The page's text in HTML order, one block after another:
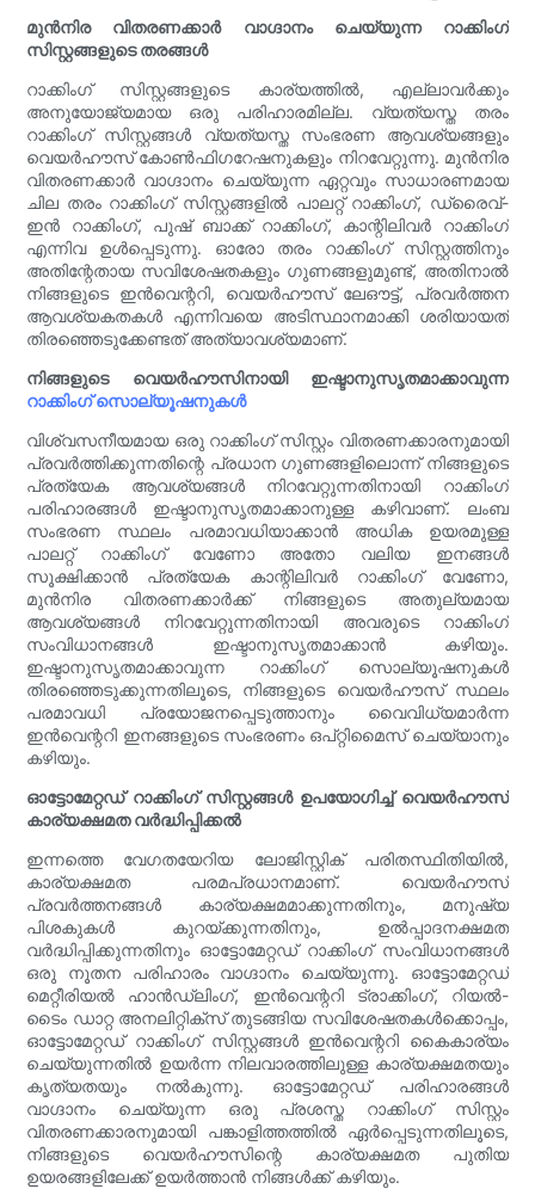
മുൻനിര വിതരണക്കാർ വാഗ്ദാനം ചെയ്യുന്ന റാക്കിംഗ്
സിസ്റ്റങ്ങളുടെ തരങ്ങൾ
റാക്കിംഗ് സിസ്റ്റങ്ങളുടെ കാര്യത്തിൽ, എല്ലാവർക്കും
അനുയോജ്യമായ ഒരു പരിഹാരമില്ല. വ്യത്യസ്ത തരം
റാക്കിംഗ് സിസ്റ്റങ്ങൾ വ്യത്യസ്ത സംഭരണ ആവശ്യങ്ങളും
വെയർഹൗസ് കോൺഫിഗറേഷനുകളും നിറവേറ്റുന്നു. മുൻനിര
വിതരണക്കാർ വാഗ്ദാനം ചെയ്യുന്ന ഏറ്റവും സാധാരണമായ
ചില തരം റാക്കിംഗ് സിസ്റ്റങ്ങളിൽ പാലറ്റ് റാക്കിംഗ്, ഡ്രൈവ്-
ഇൻ റാക്കിംഗ്, പുഷ് ബാക്ക് റാക്കിംഗ്, കാന്റിലിവർ റാക്കിംഗ്
എന്നിവ ഉൾപ്പെടുന്നു. ഓരോ തരം റാക്കിംഗ് സിസ്റ്റത്തിനും
അതിന്റേതായ സവിശേഷതകളും ഗുണങ്ങളുമുണ്ട്, അതിനാൽ
നിങ്ങളുടെ ഇൻവെന്ററി, വെയർഹൗസ് ലേഔട്ട്, പ്രവർത്തന
ആവശ്യകതകൾ എന്നിവയെ അടിസ്ഥാനമാക്കി ശരിയായത്
തിരഞ്ഞെടുക്കേണ്ടത് അത്യാവശ്യമാണ്.
നിങ്ങളുടെ വെയർഹൗസിനായി ഇഷ്ടാനുസൃതമാക്കാവുന്ന
റാക്കിംഗ് സൊല്യൂഷനുകൾ
വിശ്വസനീയമായ ഒരു റാക്കിംഗ് സിസ്റ്റം വിതരണക്കാരനുമായി
പ്രവർത്തിക്കുന്നതിന്റെ പ്രധാന ഗുണങ്ങളിലൊന്ന് നിങ്ങളുടെ
പ്രത്യേക ആവശ്യങ്ങൾ നിറവേറ്റുന്നതിനായി റാക്കിംഗ്
പരിഹാരങ്ങൾ ഇഷ്ടാനുസൃതമാക്കാനുള്ള കഴിവാണ്. ലംബ
സംഭരണ സ്ഥലം പരമാവധിയാക്കാൻ അധിക ഉയരമുള്ള
പാലറ്റ് റാക്കിംഗ് വേണോ അതോ വലിയ ഇനങ്ങൾ
സൂക്ഷിക്കാൻ പ്രത്യേക കാന്റിലിവർ റാക്കിംഗ് വേണോ,
മുൻനിര വിതരണക്കാർക്ക് നിങ്ങളുടെ അതുല്യമായ
ആവശ്യങ്ങൾ നിറവേറ്റുന്നതിനായി അവരുടെ റാക്കിംഗ്
സംവിധാനങ്ങൾ ഇഷ്ടാനുസൃതമാക്കാൻ കഴിയും.
ഇഷ്ടാനുസൃതമാക്കാവുന്ന റാക്കിംഗ് സൊല്യൂഷനുകൾ
തിരഞ്ഞെടുക്കുന്നതിലൂടെ, നിങ്ങളുടെ വെയർഹൗസ് സ്ഥലം
പരമാവധി പ്രയോജനപ്പെടുത്താനും വൈവിധ്യമാർന്ന
ഇൻവെന്ററി ഇനങ്ങളുടെ സംഭരണം ഒപ്റ്റിമൈസ് ചെയ്യാനും
കഴിയും.
ഓട്ടോമേറ്റഡ് റാക്കിംഗ് സിസ്റ്റങ്ങൾ ഉപയോഗിച്ച് വെയർഹൗസ്
കാര്യക്ഷമത വർദ്ധിപ്പിക്കൽ
ഇന്നത്തെ വേഗതയേറിയ ലോജിസ്റ്റിക് പരിതസ്ഥിതിയിൽ,
കാര്യക്ഷമത പരമപ്രധാനമാണ്. വെയർഹൗസ്
പ്രവർത്തനങ്ങൾ കാര്യക്ഷമമാക്കുന്നതിനും, മനുഷ്യ
പിശകുകൾ കുറയ്ക്കുന്നതിനും, ഉൽപ്പാദനക്ഷമത
വർദ്ധിപ്പിക്കുന്നതിനും ഓട്ടോമേറ്റഡ് റാക്കിംഗ് സംവിധാനങ്ങൾ
ഒരു നൂതന പരിഹാരം വാഗ്ദാനം ചെയ്യുന്നു. ഓട്ടോമേറ്റഡ്
മെറ്റീരിയൽ ഹാൻഡ്‌ലിംഗ്, ഇൻവെന്ററി ട്രാക്കിംഗ്, റിയൽ-
ടൈം ഡാറ്റ അനലിറ്റിക്സ് തുടങ്ങിയ സവിശേഷതകൾക്കൊപ്പം,
ഓട്ടോമേറ്റഡ് റാക്കിംഗ് സിസ്റ്റങ്ങൾ ഇൻവെന്ററി കൈകാര്യം
ചെയ്യുന്നതിൽ ഉയർന്ന നിലവാരത്തിലുള്ള കാര്യക്ഷമതയും
കൃത്യതയും നൽകുന്നു. ഓട്ടോമേറ്റഡ് പരിഹാരങ്ങൾ
വാഗ്ദാനം ചെയ്യുന്ന ഒരു പ്രശസ്ത റാക്കിംഗ് സിസ്റ്റം
വിതരണക്കാരനുമായി പങ്കാളിത്തത്തിൽ ഏർപ്പെടുന്നതിലൂടെ,
നിങ്ങളുടെ വെയർഹൗസിന്റെ കാര്യക്ഷമത പുതിയ
ഉയരങ്ങളിലേക്ക് ഉയർത്താൻ നിങ്ങൾക്ക് കഴിയും.